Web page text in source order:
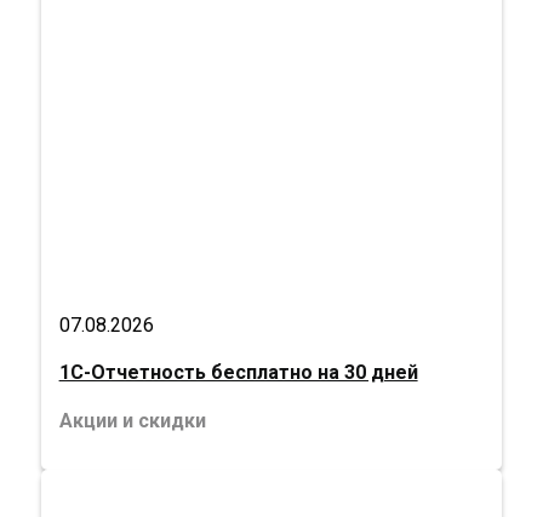
07.08.2026
1С-Отчетность бесплатно на 30 дней
Акции и скидки